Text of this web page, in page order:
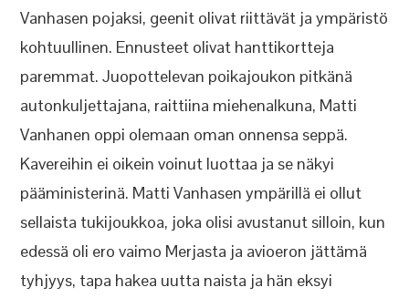
Vanhasen pojaksi, geenit olivat riittävät ja ympäristö
kohtuullinen. Ennusteet olivat hanttikortteja
paremmat. Juopottelevan poikajoukon pitkänä
autonkuljettajana, raittiina miehenalkuna, Matti
Vanhanen oppi olemaan oman onnensa seppä.
Kavereihin ei oikein voinut luottaa ja se näkyi
pääministerinä. Matti Vanhasen ympärillä ei ollut
sellaista tukijoukkoa, joka olisi avustanut silloin, kun
edessä oli ero vaimo Merjasta ja avioeron jättämä
tyhjyys, tapa hakea uutta naista ja hän eksyi